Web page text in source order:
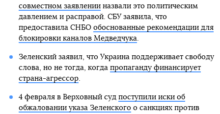
совместном заявленииназвали это политическим
давлением и расправой. СБУ заявила, что
предоставила СНБО обоснованные рекомендации для
блокировки каналов Медведчука.
Зеленский заявил, что Украина поддерживает свободу
слова, но не тогда, когда пропаганду финансирует
страна-агрессор.
4 февраля в Верховный суд поступили иски об
обжаловании указа Зеленскогоо санкциях против